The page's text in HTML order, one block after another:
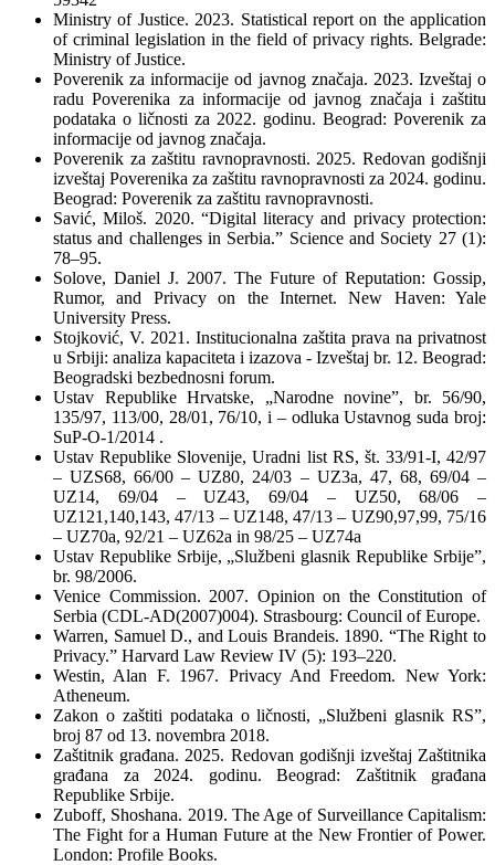
Ministry of Justice. 2023. Statistical report on the application
of criminal legislation in the field of privacy rights. Belgrade:
Ministry of Justice.
Poverenik za informacije od javnog značaja. 2023. Izveštaj o
radu Poverenika za informacije od javnog značaja i zaštitu
podataka o ličnosti za 2022. godinu. Beograd: Poverenik za
informacije od javnog značaja.
Poverenik za zaštitu ravnopravnosti. 2025. Redovan godišnji
izveštaj Poverenika za zaštitu ravnopravnosti za 2024. godinu.
Beograd: Poverenik za zaštitu ravnopravnosti.
Savić, Miloš. 2020. “Digital literacy and privacy protection:
status and challenges in Serbia.” Science and Society 27 (1):
78–95.
Solove, Daniel J. 2007. The Future of Reputation: Gossip,
Rumor, and Privacy on the Internet. New Haven: Yale
University Press.
Stojković, V. 2021. Institucionalna zaštita prava na privatnost
u Srbiji: analiza kapaciteta i izazova - Izveštaj br. 12. Beograd:
Beogradski bezbednosni forum.
Ustav Republike Hrvatske, „Narodne novine”, br. 56/90,
135/97, 113/00, 28/01, 76/10, i – odluka Ustavnog suda broj:
SuP-O-1/2014 .
Ustav Republike Slovenije, Uradni list RS, št. 33/91-I, 42/97
– UZS68, 66/00 – UZ80, 24/03 – UZ3a, 47, 68, 69/04 –
UZ14, 69/04 – UZ43, 69/04 – UZ50, 68/06 –
UZ121,140,143, 47/13 – UZ148, 47/13 – UZ90,97,99, 75/16
– UZ70a, 92/21 – UZ62a in 98/25 – UZ74a
Ustav Republike Srbije, „Službeni glasnik Republike Srbije”,
br. 98/2006.
Venice Commission. 2007. Opinion on the Constitution of
Serbia (CDL-AD(2007)004). Strasbourg: Council of Europe.
Warren, Samuel D., and Louis Brandeis. 1890. “The Right to
Privacy.” Harvard Law Review IV (5): 193–220.
Westin, Alan F. 1967. Privacy And Freedom. New York:
Atheneum.
Zakon o zaštiti podataka o ličnosti, „Službeni glasnik RS”,
broj 87 od 13. novembra 2018.
Zaštitnik građana. 2025. Redovan godišnji izveštaj Zaštitnika
građana za 2024. godinu. Beograd: Zaštitnik građana
Republike Srbije.
Zuboff, Shoshana. 2019. The Age of Surveillance Capitalism:
The Fight for a Human Future at the New Frontier of Power.
London: Profile Books.